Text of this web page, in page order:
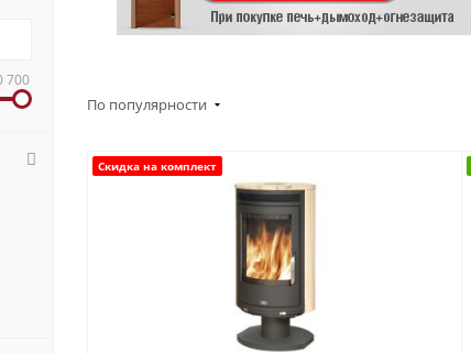
По популярности
Скидка на комплект
700